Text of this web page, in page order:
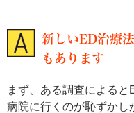
新しいED治療
もあります
まず、ある調査によると
病院に行くのが恥ずかし